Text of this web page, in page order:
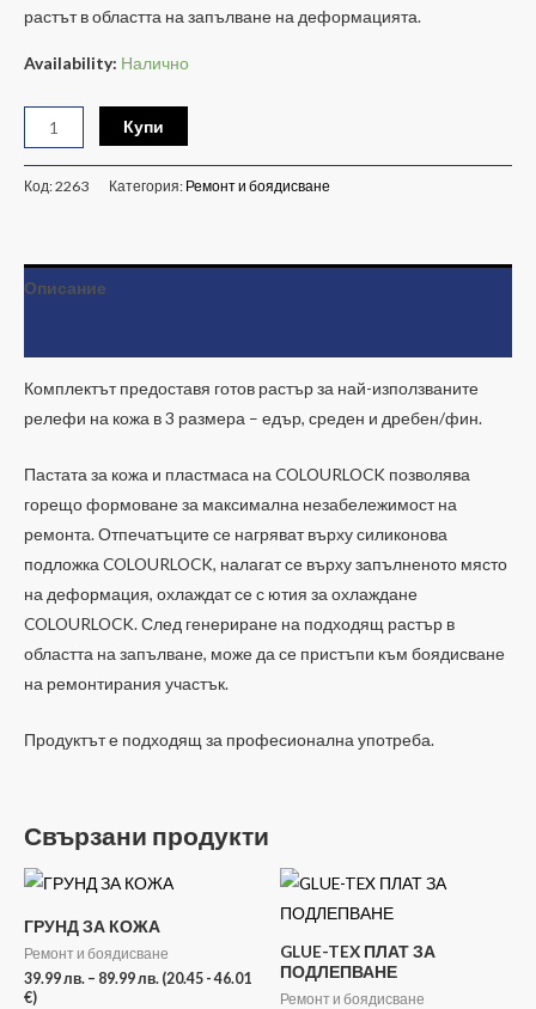
растът в областта на запълване на деформацията.
Availability: Налично
Купи
Код:2263 Категория: Ремонт и боядисване
Описание
Комплектът предоставя готов растър за най-използваните
релефи на кожа в 3 размера – едър, среден и дребен/фин.
Пастата за кожа и пластмаса на COLOURLOCK позволява
горещо формоване за максимална незабележимост на
ремонта. Отпечатъците се нагряват върху силиконова
подложка COLOURLOCK, налагат се върху запълненото място
на деформация, охлаждат се с ютия за охлаждане
COLOURLOCK. След генериране на подходящ растър в
областта на запълване, може да се пристъпи към боядисване
на ремонтирания участък.
Продуктът е подходящ за професионална употреба.
Свързани продукти
ГРУНД ЗА КОЖА
Ремонт и боядисване
39.99лв. – 89.99лв.
Price
range:
through
89.99 лв.
(20.45 - 46.01
€)
GLUE-TEX ПЛАТ ЗА
ПОДЛЕПВАНЕ
Ремонт и боядисване